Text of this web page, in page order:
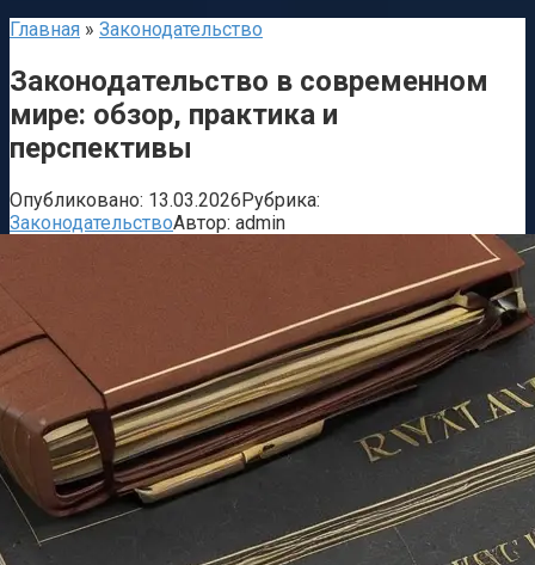
Главная » Законодательство
Законодательство в современном
мире: обзор, практика и
перспективы
Опубликовано: 13.03.2026Рубрика:
ЗаконодательствоАвтор: admin